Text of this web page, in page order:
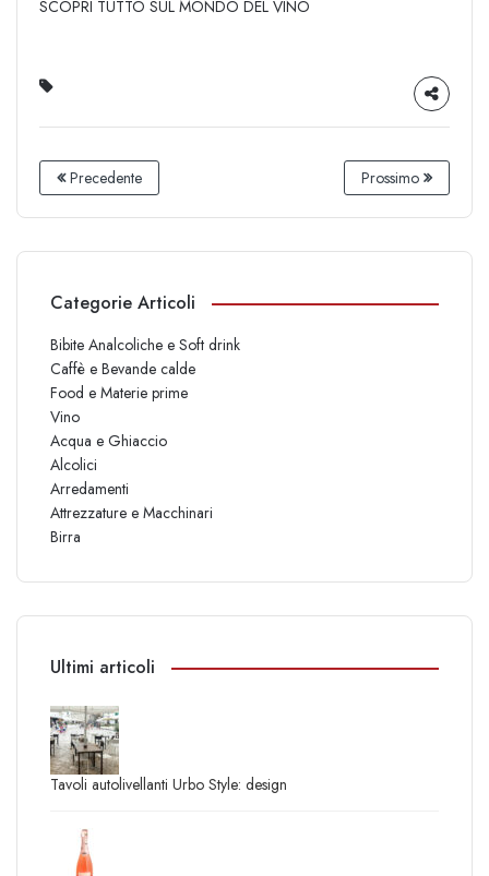
SCOPRI TUTTO SUL MONDO DEL VINO
Precedente Prossimo
Categorie Articoli
Bibite Analcoliche e Soft drink
Caffè e Bevande calde
Food e Materie prime
Vino
Acqua e Ghiaccio
Alcolici
Arredamenti
Attrezzature e Macchinari
Birra
Ultimi articoli
Tavoli autolivellanti Urbo Style: design